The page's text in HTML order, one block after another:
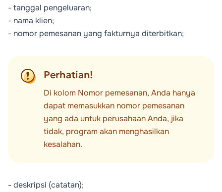
- tanggal pengeluaran;
- nama klien;
- nomor pemesanan yang fakturnya diterbitkan;
Perhatian!
Di kolom Nomor pemesanan, Anda hanya
dapat memasukkan nomor pemesanan
yang ada untuk perusahaan Anda, jika
tidak, program akan menghasilkan
kesalahan.
- deskripsi (catatan);